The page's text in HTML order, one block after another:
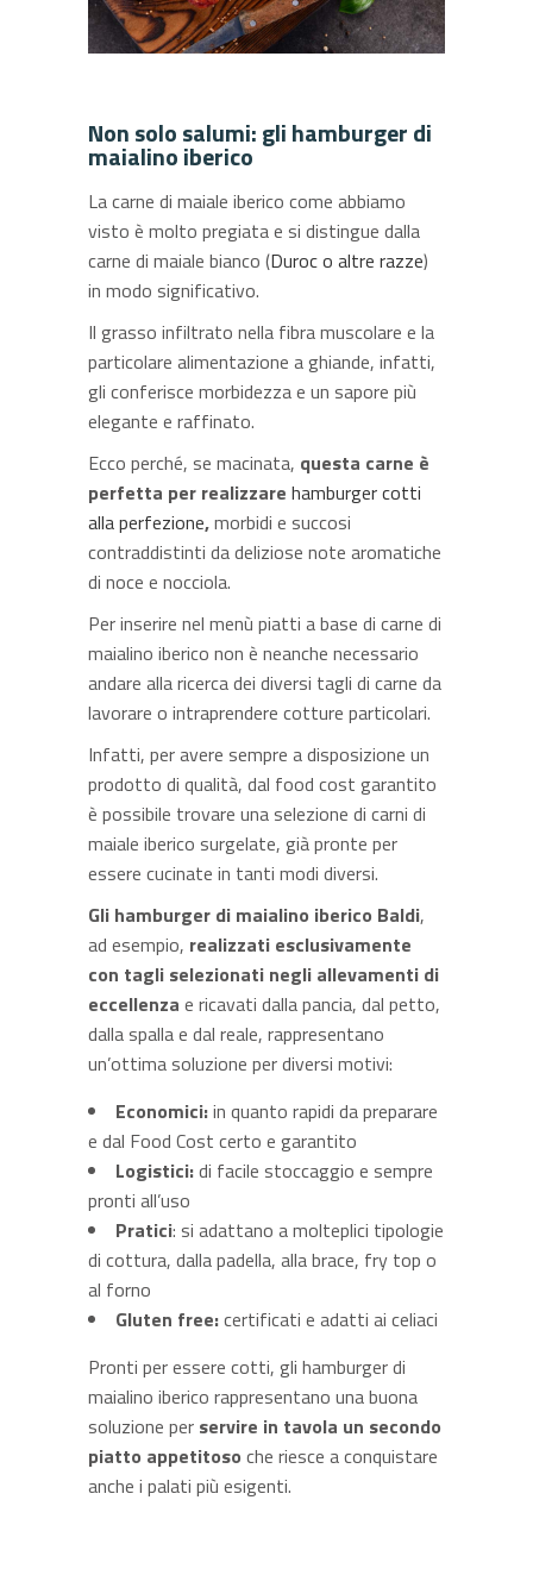
Non solo salumi: gli hamburger di
maialino iberico
La carne di maiale iberico come abbiamo
visto è molto pregiata e si distingue dalla
carne di maiale bianco (Duroc o altre razze)
in modo significativo.
Il grasso infiltrato nella fibra muscolare e la
particolare alimentazione a ghiande, infatti,
gli conferisce morbidezza e un sapore più
elegante e raffinato.
Ecco perché, se macinata, questa carne è
perfetta per realizzare hamburger cotti
alla perfezione,morbidi e succosi
contraddistinti da deliziose note aromatiche
di noce e nocciola.
Per inserire nel menù piatti a base di carne di
maialino iberico non è neanche necessario
andare alla ricerca dei diversi tagli di carne da
lavorare o intraprendere cotture particolari.
Infatti, per avere sempre a disposizione un
prodotto di qualità, dal food cost garantito
è possibile trovare una selezione di carni di
maiale iberico surgelate, già pronte per
essere cucinate in tanti modi diversi.
Gli hamburger di maialino iberico Baldi,
ad esempio, realizzati esclusivamente
con tagli selezionati negli allevamenti di
eccellenza e ricavati dalla pancia, dal petto,
dalla spalla e dal reale, rappresentano
un’ottima soluzione per diversi motivi:
Economici:in quanto rapidi da preparare
e dal Food Cost certo e garantito
Logistici:di facile stoccaggio e sempre
pronti all’uso
Pratici: si adattano a molteplici tipologie
di cottura, dalla padella, alla brace, fry top o
al forno
Gluten free:certificati e adatti ai celiaci
Pronti per essere cotti, gli hamburger di
maialino iberico rappresentano una buona
soluzione per servire in tavola un secondo
piatto appetitoso che riesce a conquistare
anche i palati più esigenti.